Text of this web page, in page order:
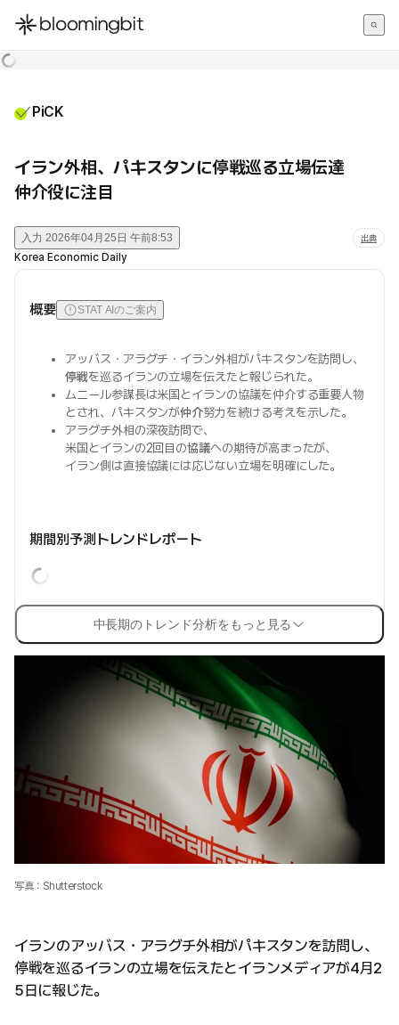
한국어
PiCK
イラン外相、パキスタンに停戦巡る立場伝達
仲介役に注目
入力 2026年04月25日 午前8:53 出典
Korea Economic Daily
概要 STAT AIのご案内
アッバス・アラグチ・イラン外相がパキスタンを訪問し、
停戦を巡るイランの立場を伝えたと報じられた。
ムニール参謀長は米国とイランの協議を仲介する重要人物
とされ、パキスタンが仲介努力を続ける考えを示した。
アラグチ外相の深夜訪問で、
米国とイランの2回目の協議への期待が高まったが、
イラン側は直接協議には応じない立場を明確にした。
期間別予測トレンドレポート
中長期のトレンド分析をもっと見る
写真：Shutterstock
イランのアッバス・アラグチ外相がパキスタンを訪問し、
停戦を巡るイランの立場を伝えたとイランメディアが4月2
5日に報じた。